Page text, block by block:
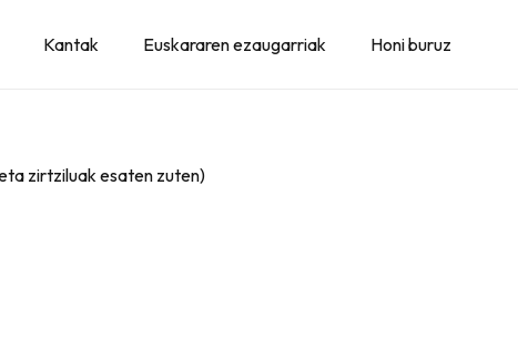
Kantak Euskararen ezaugarriak Honi buruz
zirtziluak esaten zuten)